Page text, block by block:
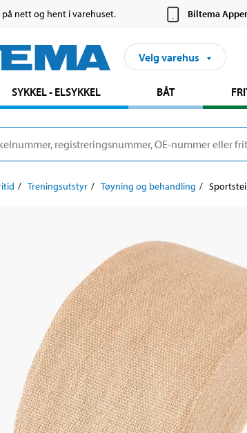
på nett og hent i varehuset. Biltema
Velg varehus
SYKKEL - ELSYKKEL BÅT
Treningsutstyr Tøyning og behandling